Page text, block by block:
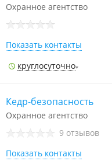
Охранное агентство
Показать контакты
круглосуточно
Кедр-безопасность
Охранное агентство
9 отзывов
Показать контакты